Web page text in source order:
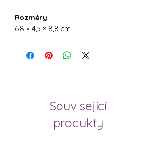
Rozměry
6,8 × 4,5 × 8,8 cm
Související
produkty